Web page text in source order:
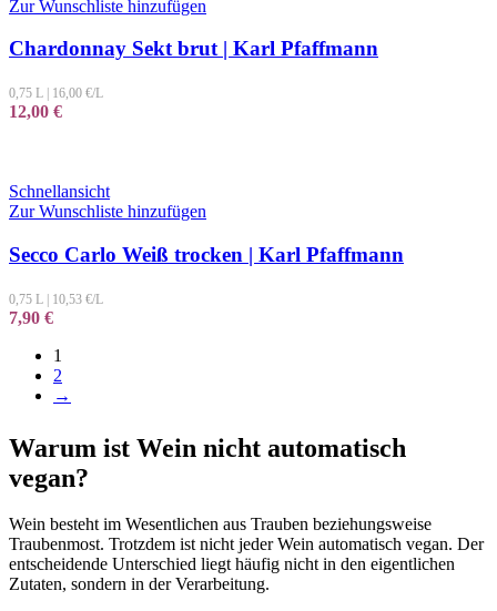
Zur Wunschliste hinzufügen
Chardonnay Sekt brut | Karl Pfaffmann
0,75 L 16,00 €/L
12,00 €
Schnellansicht
Zur Wunschliste hinzufügen
Secco Carlo Weiß trocken | Karl Pfaffmann
0,75 L | 10,53 €/L
7,90 €
1
2
→
Warum ist Wein nicht automatisch
vegan?
Wein besteht im Wesentlichen aus Trauben beziehungsweise
Traubenmost. Trotzdem ist nicht jeder Wein automatisch vegan. Der
entscheidende Unterschied liegt häufig nicht in den eigentlichen
Zutaten, sondern in der Verarbeitung.